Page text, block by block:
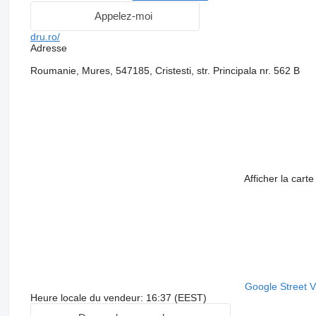
Appelez-moi
dru.ro/
Adresse
Roumanie, Mures, 547185, Cristesti, str. Principala nr. 562 B
Afficher la carte
Google Street
Heure locale du vendeur: 16:37 (EEST)